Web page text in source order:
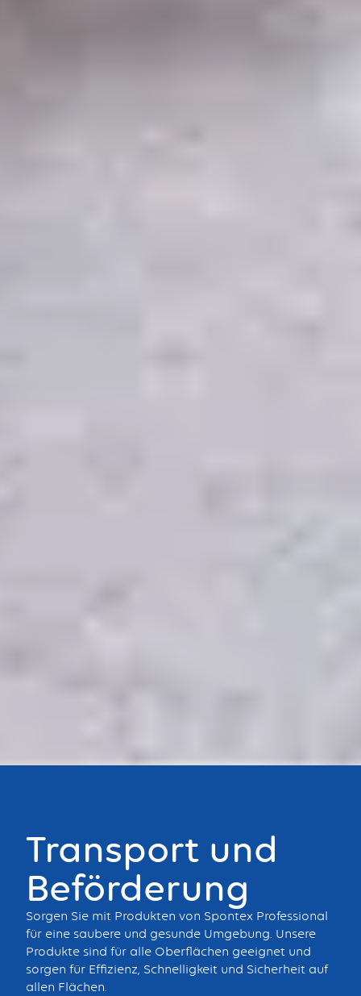
Transport und
Beförderung
Sorgen Sie mit Produkten von Spontex Professional
für eine saubere und gesunde Umgebung. Unsere
Produkte sind für alle Oberflächen geeignet und
sorgen für Effizienz, Schnelligkeit und Sicherheit auf
allen Flächen.